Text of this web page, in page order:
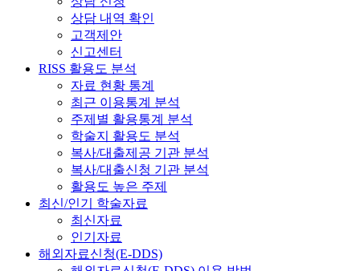
상담 내역 확인
고객제안
신고센터
RISS 활용도 분석
자료 현황 통계
최근 이용통계 분석
주제별 활용통계 분석
학술지 활용도 분석
복사/대출제공 기관 분석
복사/대출신청 기관 분석
활용도 높은 주제
최신/인기 학술자료
최신자료
인기자료
해외자료신청(E-DDS)